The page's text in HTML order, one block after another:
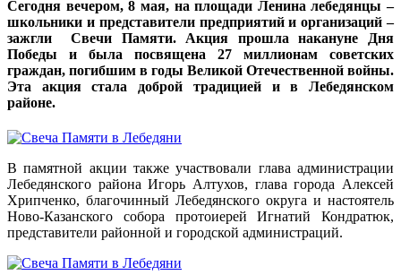
Сегодня вечером, 8 мая, на площади Ленина лебедянцы –
школьники и представители предприятий и организаций –
зажгли Свечи Памяти. Акция прошла накануне Дня
Победы и была посвящена 27 миллионам советских
граждан, погибшим в годы Великой Отечественной войны.
Эта акция стала доброй традицией и в Лебедянском
районе.
В памятной акции также участвовали глава администрации
Лебедянского района Игорь Алтухов, глава города Алексей
Хрипченко, благочинный Лебедянского округа и настоятель
Ново-Казанского собора протоиерей Игнатий Кондратюк,
представители районной и городской администраций.